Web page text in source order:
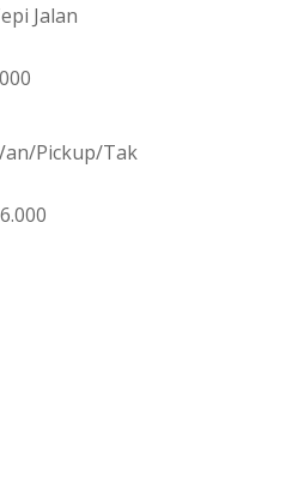
Jalan
Pickup/Tak